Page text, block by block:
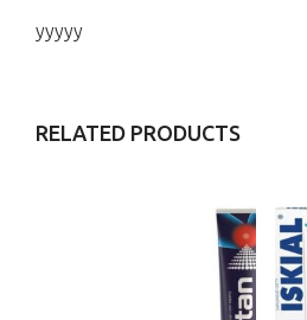
yyyyy
RELATED PRODUCTS